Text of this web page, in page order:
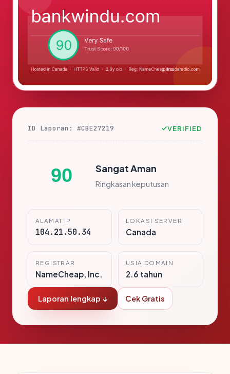
ID Laporan: #CBE27219 VERIFIED
90 Sangat Aman
Ringkasan keputusan
ALAMAT IP
104.21.50.34
LOKASI SERVER
Canada
REGISTRAR
NameCheap, Inc.
USIA DOMAIN
2.6 tahun
Laporan lengkap ↓ Cek Gratis